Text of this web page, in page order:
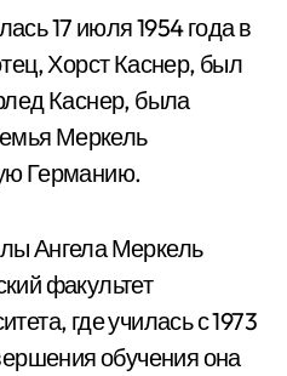
17 июля 1954 года в
Хорст Каснер, был
Каснер, была
Меркель
Германию.
Ангела Меркель
факультет
где училась с 1973
обучения она